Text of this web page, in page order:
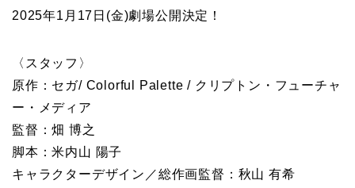
2025年1月17日(金)劇場公開決定！
〈スタッフ〉
原作：セガ/ Colorful Palette / クリプトン・フューチャ
ー・メディア
監督：畑 博之
脚本：米内山 陽子
キャラクターデザイン／総作画監督：秋山 有希